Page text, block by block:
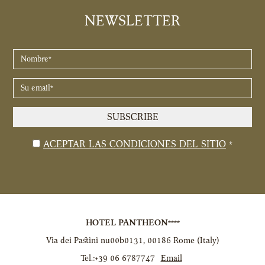
NEWSLETTER
NOMBRE
*
SU
EMAIL
*
SUBSCRIBE
Aviso ACEPTAR LAS CONDICIONES DEL SITIO *
HOTEL PANTHEON****
Via dei Pastini nu00b0131, 00186 Rome(Italy)
Tel.:+39 06 6787747 Email